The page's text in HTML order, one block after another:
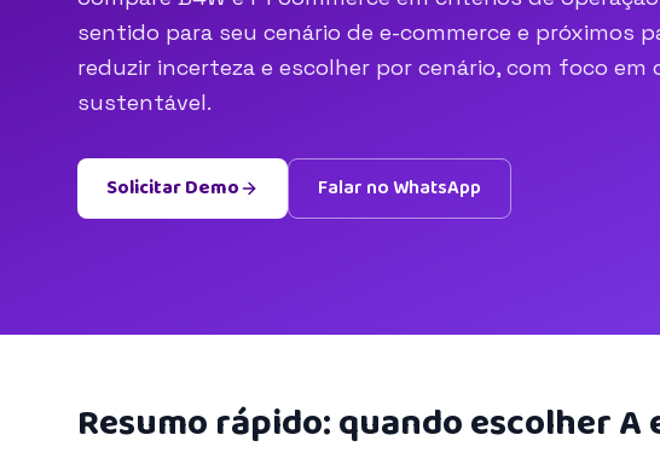
sentido para seu cenário de e-commerce e próximos
reduzir incerteza e escolher por cenário, com foco
sustentável.
Solicitar Demo Falar no WhatsApp
Resumo rápido: quando escolher A